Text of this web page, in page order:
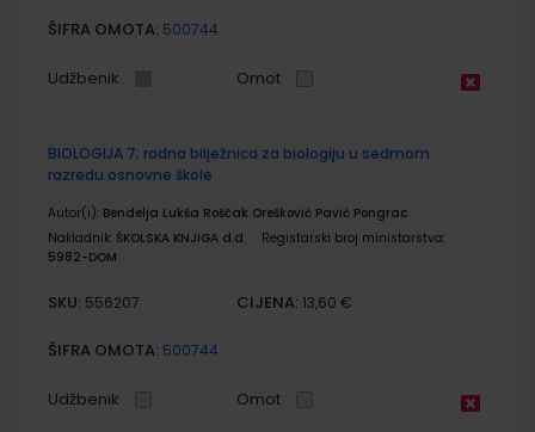
ŠIFRA OMOTA: 500744
Udžbenik Omot
BIOLOGIJA 7; radna bilježnica za biologiju u sedmom
razredu osnovne škole
Autor(i): Bendelja Lukša Roščak Orešković Pavić Pongrac
Nakladnik: ŠKOLSKA KNJIGA d.d.
Registarski broj ministarstva:
5982-DOM
SKU: 556207 CIJENA: 13,60 €
ŠIFRA OMOTA: 500744
Udžbenik Omot